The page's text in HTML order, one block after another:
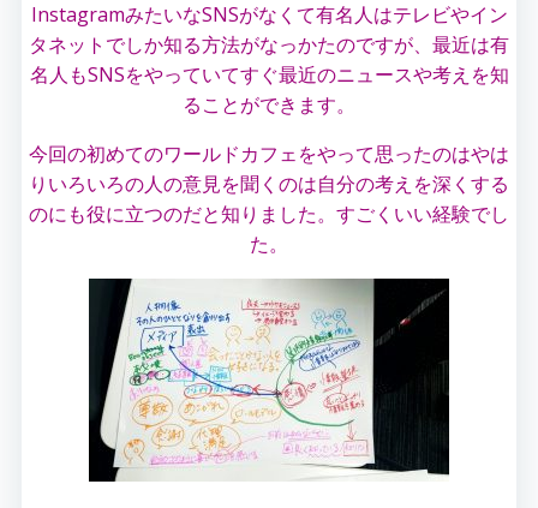
InstagramみたいなSNSがなくて有名人はテレビやイン
タネットでしか知る方法がなっかたのですが、最近は有
名人もSNSをやっていてすぐ最近のニュースや考えを知
ることができます。
今回の初めてのワールドカフェをやって思ったのはやは
りいろいろの人の意見を聞くのは自分の考えを深くする
のにも役に立つのだと知りました。すごくいい経験でし
た。